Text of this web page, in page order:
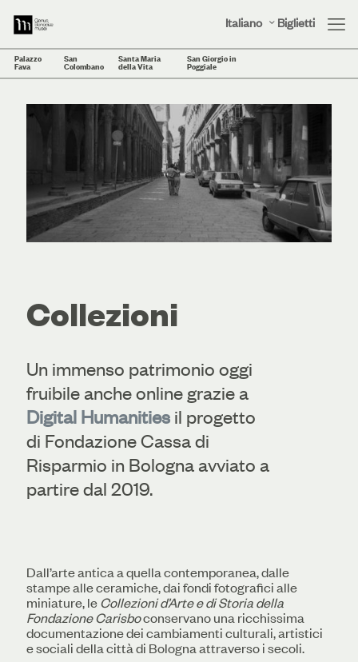
Palazzo
Fava
San
Colombano
Santa Maria
della Vita
San Giorgio in
Poggiale
Italiano Biglietti
Collezioni
Un immenso patrimonio oggi
fruibile anche online grazie a
Digital Humanities il progetto
di Fondazione Cassa di
Risparmio in Bologna avviato a
partire dal 2019.
Dall’arte antica a quella contemporanea, dalle
stampe alle ceramiche, dai fondi fotografici alle
miniature, leCollezioni d’Arte e di Storia della
Fondazione Carisboconservano una ricchissima
documentazione dei cambiamenti culturali, artistici
e sociali della città di Bologna attraverso i secoli.